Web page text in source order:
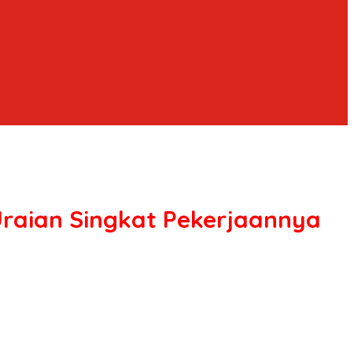
Singkat Pekerjaannya